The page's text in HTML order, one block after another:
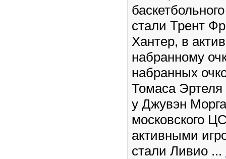
стали Трент
Хантер, в
набранному
набранных
Томаса Эртеля
у Джувэн
московского
активными
стали Ливио ...